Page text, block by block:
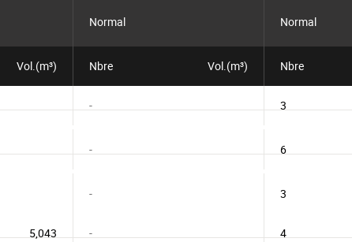
Normal Normal
Vol.(m³) Nbre Vol.(m³) Nbre
- 3
- 6
- 3
- 4
5,043